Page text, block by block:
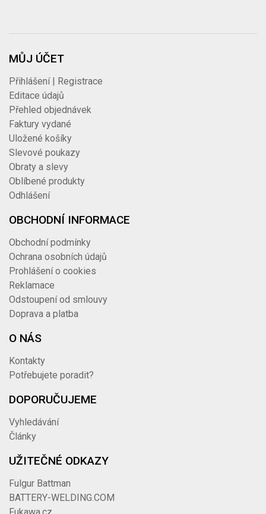
MŮJ ÚČET
Přihlášení | Registrace
Editace údajů
Přehled objednávek
Faktury vydané
Uložené košíky
Slevové poukazy
Obraty a slevy
Oblíbené produkty
Odhlášení
OBCHODNÍ INFORMACE
Obchodní podmínky
Ochrana osobních údajů
Prohlášení o cookies
Reklamace
Odstoupení od smlouvy
Doprava a platba
O NÁS
Kontakty
Potřebujete poradit?
DOPORUČUJEME
Vyhledávání
Články
UŽITEČNÉ ODKAZY
Fulgur Battman
BATTERY-WELDING.COM